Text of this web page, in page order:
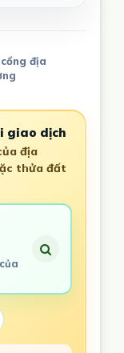
địa
giao dịch
địa
thửa đất